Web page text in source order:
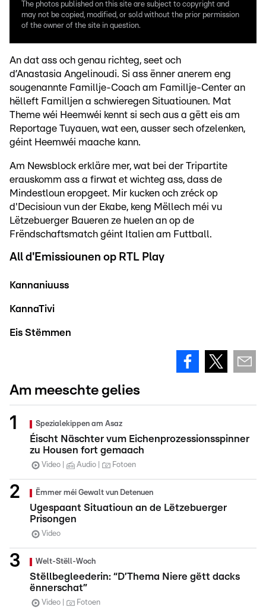
The photos published on this site are subject to copyright and
may not be copied, modified, or sold without the prior permission
of the owner of the site in question.
An dat ass och genau richteg, seet och
d’Anastasia Angelinoudi. Si ass ënner anerem eng
sougenannte Famillje-Coach am Famillje-Center an
hëlleft Familljen a schwieregen Situatiounen. Mat
Theme wéi Heemwéi kennt si sech aus a gëtt eis am
Reportage Tuyauen, wat een, ausser sech ofzelenken,
géint Heemwéi maache kann.
Am Newsblock erkläre mer, wat bei der Tripartite
erauskomm ass a firwat et wichteg ass, dass de
Mindestloun eropgeet. Mir kucken och zréck op
d'Decisioun vun der Ekabe, keng Mëllech méi vu
Lëtzebuerger Baueren ze huelen an op de
Frëndschaftsmatch géint Italien am Futtball.
All d'Emissiounen op RTL Play
Kannaniuuss
KannaTivi
Eis Stëmmen
Am meeschte gelies
Spezialekippen am Asaz
Éischt Näschter vum Eichenprozessionsspinner
zu Housen fort gemaach
Video Audio Fotoen
Ëmmer méi Gewalt vun Detenuen
Ugespaant Situatioun an de Lëtzebuerger
Prisongen
Video
Welt-Stëll-Woch
Stëllbegleederin: “D’Thema Niere gëtt dacks
ënnerschat”
Video Fotoen